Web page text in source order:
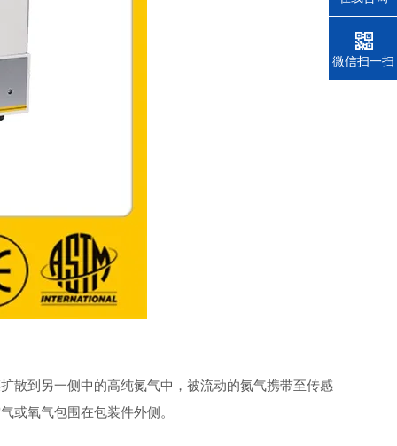
散到另一侧中的高纯氮气中，被流动的氮气携带至传感
或氧气包围在包装件外侧。
电话
微信扫一扫